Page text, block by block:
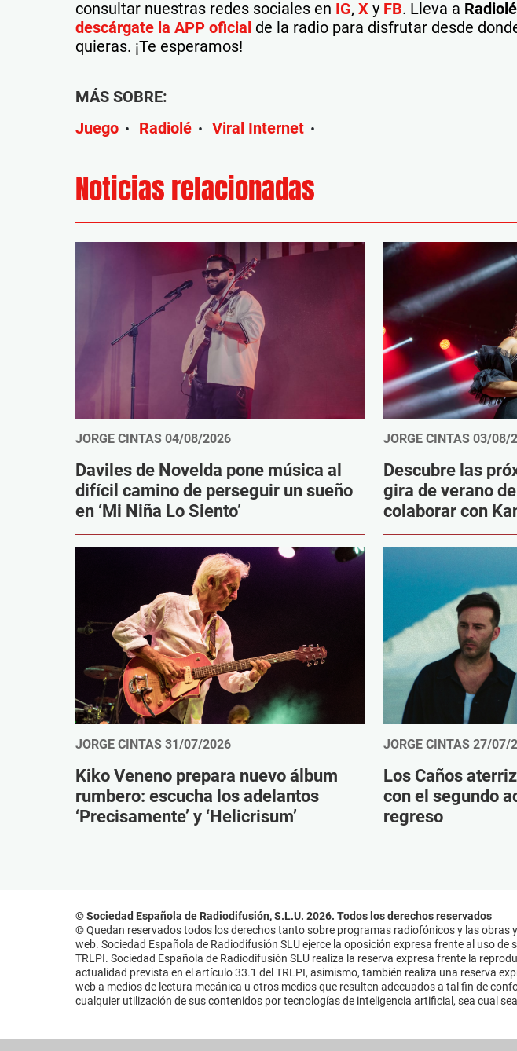
consultar nuestras redes sociales en IG, X y FB. Lleva a Radiolé
descárgate la APP oficial de la radio para disfrutar desde
quieras. ¡Te esperamos!
MÁS SOBRE:
Juego • Radiolé • Viral Internet •
Noticias relacionadas
JORGE CINTAS 04/08/2026
Daviles de Novelda pone música al
difícil camino de perseguir un sueño
en ‘Mi Niña Lo Siento’
JORGE CINTAS 03/08/
Descubre las
gira de verano
colaborar con
JORGE CINTAS 31/07/2026
Kiko Veneno prepara nuevo álbum
rumbero: escucha los adelantos
‘Precisamente’ y ‘Helicrisum’
JORGE CINTAS 27/07/
Los Caños
con el segundo
regreso
© Sociedad Española de Radiodifusión, S.L.U. 2026. Todos los derechos reservados
© Quedan reservados todos los derechos tanto sobre programas radiofónicos y las
web. Sociedad Española de Radiodifusión SLU ejerce la oposición expresa frente al uso
TRLPI. Sociedad Española de Radiodifusión SLU realiza la reserva expresa frente la
actualidad prevista en el artículo 33.1 del TRLPI, asimismo, también realiza una reserva
web a medios de lectura mecánica u otros medios que resulten adecuados a tal fin de
cualquier utilización de sus contenidos por tecnologías de inteligencia artificial, sea cual